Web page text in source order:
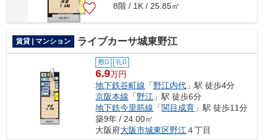
8階 / 1K / 25.85㎡
賃貸 | マンション ライブカーサ城東野江
敷0 礼0
6.9万円
地下鉄谷町線 「野江内代 」駅 徒歩4分
京阪本線 「野江 」駅 徒歩6分
地下鉄今里筋線 「関目成育 」駅 徒歩11分
築9年 / 24.00㎡
大阪府大阪市城東区野江 ４丁目